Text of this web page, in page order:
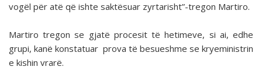
vogël për atë që ishte saktësuar zyrtarisht”-tregon Martiro.
Martiro tregon se gjatë procesit të hetimeve, si ai, edhe
grupi, kanë konstatuar prova të besueshme se kryeministrin
e kishin vrarë.